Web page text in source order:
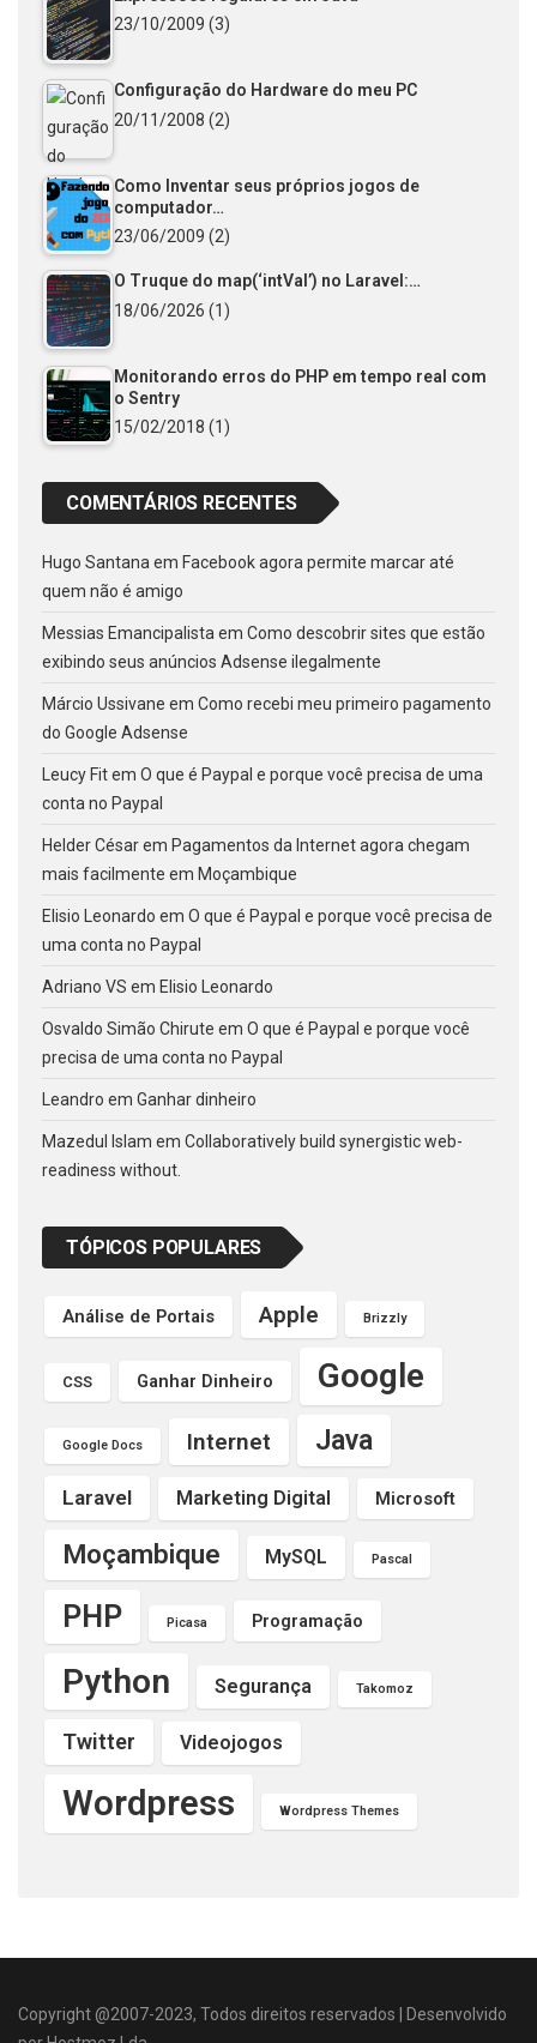
23/10/2009 (3)
Configuração do Hardware do meu PC
20/11/2008 (2)
Como Inventar seus próprios jogos de
computador…
23/06/2009 (2)
O Truque do map(‘intVal’) no Laravel:…
18/06/2026 (1)
Monitorando erros do PHP em tempo real com
o Sentry
15/02/2018 (1)
COMENTÁRIOS RECENTES
Hugo Santana em Facebook agora permite marcar até
quem não é amigo
Messias Emancipalista em Como descobrir sites que estão
exibindo seus anúncios Adsense ilegalmente
Márcio Ussivane em Como recebi meu primeiro pagamento
do Google Adsense
Leucy Fitem O que é Paypal e porque você precisa de uma
conta no Paypal
Helder Césarem Pagamentos da Internet agora chegam
mais facilmente em Moçambique
Elisio Leonardo em O que é Paypal e porque você precisa de
uma conta no Paypal
Adriano VS em Elisio Leonardo
Osvaldo Simão Chirute em O que é Paypal e porque você
precisa de uma conta no Paypal
Leandro em Ganhar dinheiro
Mazedul Islam em Collaboratively build synergistic web-
readiness without.
TÓPICOS POPULARES
Análise de Portais Apple Brizzly
CSS Ganhar Dinheiro Google
Google Docs Internet Java
Laravel Marketing Digital Microsoft
Moçambique MySQL Pascal
PHP Picasa Programação
Python Segurança Takomoz
Twitter Videojogos
Wordpress Wordpress Themes
Copyright @2007-2023, Todos direitos reservados | Desenvolvido